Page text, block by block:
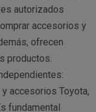
autorizados
accesorios y
ofrecen
productos.
accesorios Toyota,
fundamental